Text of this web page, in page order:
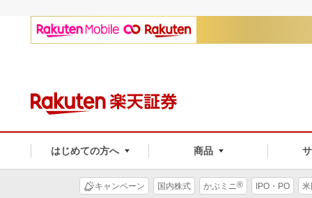
はじめての方へ 商品
キャンペーン 国内株式 かぶミニ® IPO・PO